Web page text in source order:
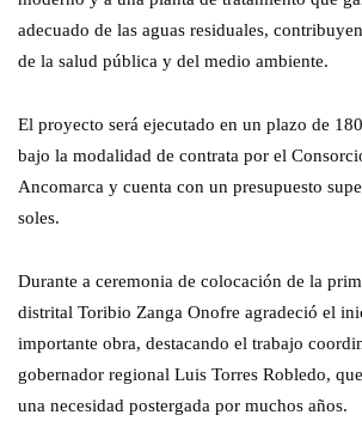
adecuado de las aguas residuales,
de la salud pública y del medio ambiente.
El proyecto será ejecutado en un plazo de
bajo la modalidad de contrata por el
Ancomarca y cuenta con un presupuesto
soles.
Durante a ceremonia de colocación de la
distrital Toribio Zanga Onofre agradeció el
importante obra, destacando el trabajo
gobernador regional Luis Torres Robledo,
una necesidad postergada por muchos años.